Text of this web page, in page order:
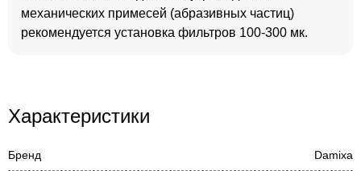
механических примесей (абразивных частиц)
рекомендуется установка фильтров 100-300 мк.
Характеристики
Бренд Damixa